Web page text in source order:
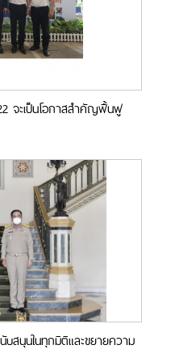
จะเป็นโอกาสสำคัญฟื้นฟู
สนุนในทุกมิติและขยายความ